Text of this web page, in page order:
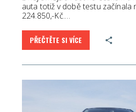
auta totiž v době testu začínala
224.850,-Kč.…
PŘEČTĚTE SI VÍCE